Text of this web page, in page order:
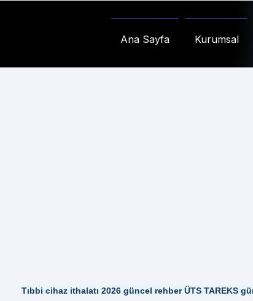
Ana Sayfa Kurumsal
Tıbbi cihaz ithalatı 2026 güncel rehber ÜTS TAREKS